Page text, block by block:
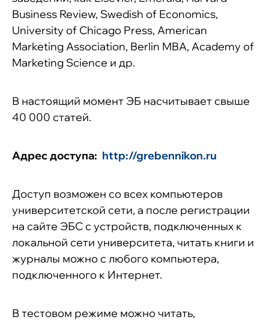
Business Review, Swedish of Economics,
University of Chicago Press, American
Marketing Association, Berlin MBA, Academy of
Marketing Science и др.
В настоящий момент ЭБ насчитывает свыше
40 000 статей.
Адрес доступа: http://grebennikon.ru
Доступ возможен со всех компьютеров
университетской сети, а после регистрации
на сайте ЭБС с устройств, подключенных к
локальной сети университета, читать книги и
журналы можно с любого компьютера,
подключенного к Интернет.
В тестовом режиме можно читать,